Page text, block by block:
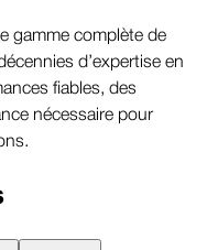
gamme complète de
d’expertise en
fiables, des
nécessaire pour